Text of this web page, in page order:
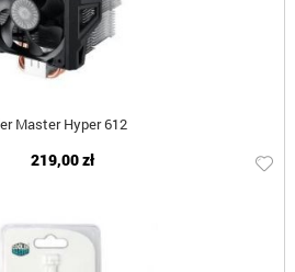
Master Hyper 612
219,00 zł